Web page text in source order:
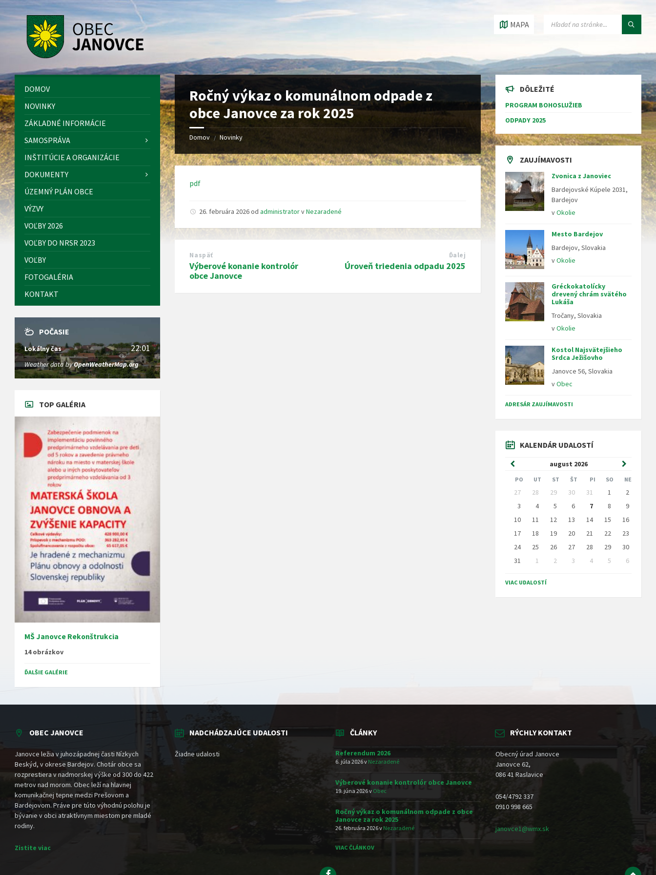
Preskočiť
na
obsah
Preskočiť
na
ľavý
panel
Preskočiť
na
pravý
panel
Preskočiť
na
pätičku
MAPA
Ročný výkaz o komunálnom odpade z
obce Janovce za rok 2025
Domov / Novinky
pdf
26. februára 2026odadministratorvNezaradené
Naspäť
Výberové konanie kontrolór
obce Janovce
Ďalej
Úroveň triedenia odpadu 2025
DOMOV
NOVINKY
ZÁKLADNÉ INFORMÁCIE
SAMOSPRÁVA
INŠTITÚCIE A ORGANIZÁCIE
DOKUMENTY
ÚZEMNÝ PLÁN OBCE
VÝZVY
VOĽBY 2026
VOĽBY DO NRSR 2023
VOĽBY
FOTOGALÉRIA
KONTAKT
POČASIE
Lokálny čas 22:01
Weather data byOpenWeatherMap.org
TOP GALÉRIA
MŠ Janovce Rekonštrukcia
14 obrázkov
ĎALŠIE GALÉRIE
DÔLEŽITÉ
PROGRAM BOHOSLUŽIEB
ODPADY 2025
ZAUJÍMAVOSTI
Zvonica z Janoviec
Bardejovské Kúpele 2031,
Bardejov
vOkolie
Mesto Bardejov
Bardejov, Slovakia
vOkolie
Gréckokatolícky
drevený chrám svätého
Lukáša
Tročany, Slovakia
vOkolie
Kostol Najsvätejšieho
Srdca Ježišovho
Janovce 56, Slovakia
vObec
ADRESÁR ZAUJÍMAVOSTI
KALENDÁR UDALOSTÍ
august 2026
Predchádzajúci
mesiac
mesiac
PO UT ST ŠT PI SO NE
Preskočit
kalendárne
27 28 29 30 31 1
2
3
4 5 6 7 8
9
10
11 12 13 14 15
16
17
18 19 20 21 22
23
24
25 26 27 28 29
30
31
1 2 3 4 5
6
na
kalendárne
VIAC UDALOSTÍ
OBEC JANOVCE
Janovce ležia v juhozápadnej časti Nízkych
Beskýd, v okrese Bardejov. Chotár obce sa
rozprestiera v nadmorskej výške od 300 do 422
metrov nad morom. Obec leží na hlavnej
komunikačnej tepne medzi Prešovom a
Bardejovom. Práve pre túto výhodnú polohu je
bývanie v obci atraktívnym miestom pre mladé
rodiny.
Zistite viac
NADCHÁDZAJÚCE UDALOSTI
Žiadne udalosti
ČLÁNKY
Referendum 2026
6. júla 2026v Nezaradené
Výberové konanie kontrolór obce Janovce
19. júna 2026v Obec
Ročný výkaz o komunálnom odpade z obce
Janovce za rok 2025
26. februára 2026v Nezaradené
VIAC ČLÁNKOV
RÝCHLY KONTAKT
Obecný úrad Janovce
Janovce 62,
086 41 Raslavice
054/4792 337
0910 998 665
janovce1@wmx.sk
Facebook